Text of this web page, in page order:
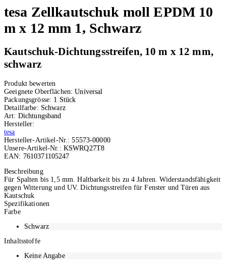
tesa Zellkautschuk moll EPDM 10
m x 12 mm 1, Schwarz
Kautschuk-Dichtungsstreifen, 10 m x 12 mm,
schwarz
Produkt bewerten
Geeignete Oberflächen:Universal
Packungsgrösse: 1 Stück
Detailfarbe: Schwarz
Art: Dichtungsband
Hersteller:
tesa
Hersteller-Artikel-Nr.:55573-00000
Unsere-Artikel-Nr.: KSWRQ27T8
EAN: 7610371105247
Beschreibung
Für Spalten bis 1,5 mm. Haltbarkeit bis zu 4 Jahren. Widerstandsfähigkeit
gegen Witterung und UV. Dichtungsstreifen für Fenster und Türen aus
Kautschuk
Spezifikationen
Farbe
Schwarz
Inhaltsstoffe
Keine Angabe